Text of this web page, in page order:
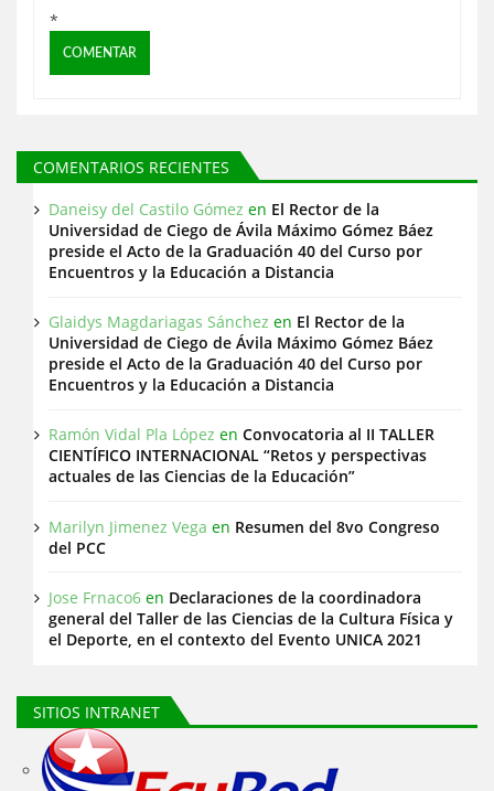
*
COMENTARIOS RECIENTES
Daneisy del Castilo Gómez en El Rector de la
Universidad de Ciego de Ávila Máximo Gómez Báez
preside el Acto de la Graduación 40 del Curso por
Encuentros y la Educación a Distancia
Glaidys Magdariagas Sánchez en El Rector de la
Universidad de Ciego de Ávila Máximo Gómez Báez
preside el Acto de la Graduación 40 del Curso por
Encuentros y la Educación a Distancia
Ramón Vidal Pla López en Convocatoria al II TALLER
CIENTÍFICO INTERNACIONAL “Retos y perspectivas
actuales de las Ciencias de la Educación”
Marilyn Jimenez Vega en Resumen del 8vo Congreso
del PCC
Jose Frnaco6 en Declaraciones de la coordinadora
general del Taller de las Ciencias de la Cultura Física y
el Deporte, en el contexto del Evento UNICA 2021
SITIOS INTRANET